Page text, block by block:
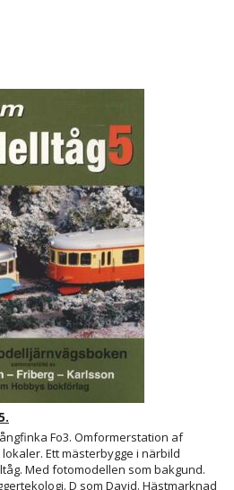
Fo3. Omformerstation af
Ett mästerbygge i närbild
Med fotomodellen som bakgund.
D som David. Hästmarknad